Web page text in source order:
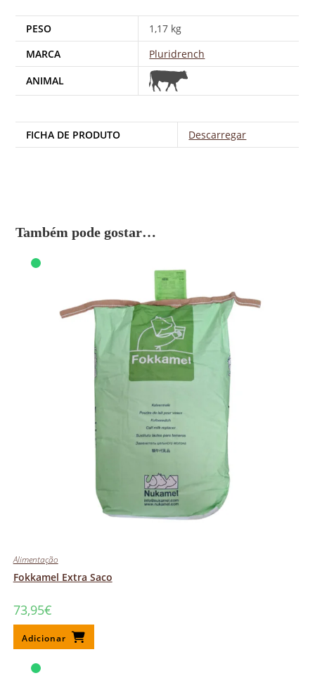
PESO
1,17 kg
MARCA
Pluridrench
ANIMAL
FICHA DE PRODUTO Descarregar
Também pode gostar…
Alimentação
Fokkamel Extra Saco
73,95€
Adicionar